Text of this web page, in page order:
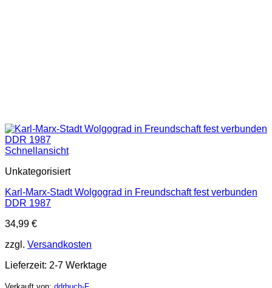
Schnellansicht
Unkategorisiert
Karl-Marx-Stadt Wolgograd in Freundschaft fest verbunden
DDR 1987
34,99 €
zzgl. Versandkosten
Lieferzeit: 2-7 Werktage